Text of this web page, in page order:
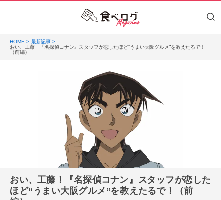
HOME
最新記事
おい、工藤！『名探偵コナン』スタッフが恋したほど“うまい大阪グルメ”を教えたるで！
（前編）
おい、工藤！『名探偵コナン』スタッフが恋した
ほど“うまい大阪グルメ”を教えたるで！（前